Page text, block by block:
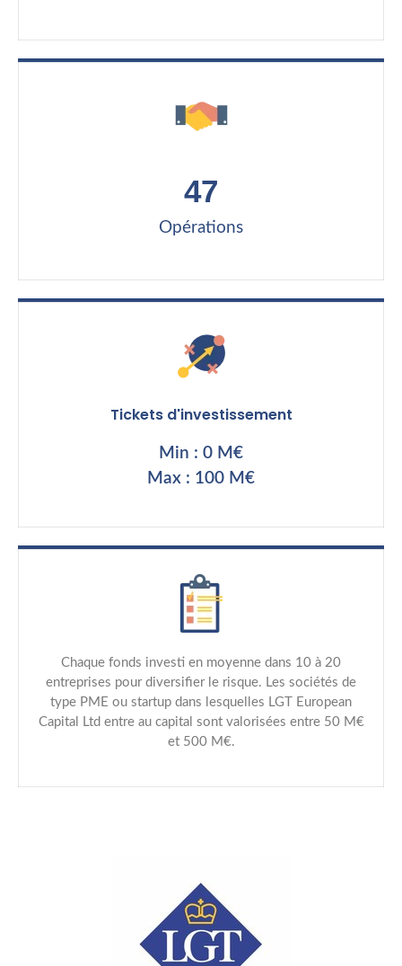
Opérations
47
Tickets d'investissement
Min : 0 M€
Max : 100 M€
Chaque fonds investi en moyenne dans 10 à 20
entreprises pour diversifier le risque. Les sociétés de
type PME ou startup dans lesquelles LGT European
Capital Ltd entre au capital sont valorisées entre 50 M€
et 500 M€.